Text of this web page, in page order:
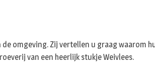
omgeving. Zij vertellen u graag waarom
van een heerlijk stukje Weivlees.